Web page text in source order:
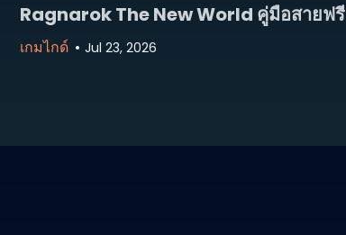
Ragnarok The New World คู่มือสายฟรี
เกมไกด์ Jul 23, 2026